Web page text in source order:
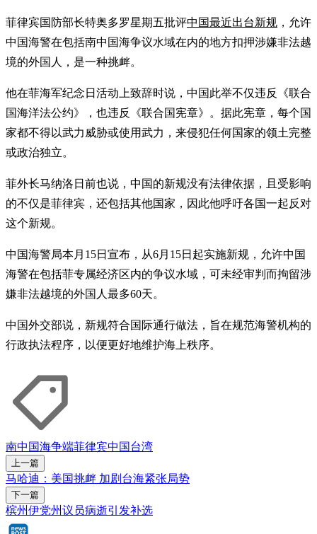
菲律宾国防部长特奥多罗星期五批评中国最近出台新规 ，允许
中国海警在包括南中国海争议水域在内的地方扣押涉嫌非法越
境的外国人，是一种挑衅。
他在菲海军纪念日活动上致辞时说，中国此举不仅违反《联合
国海洋法公约》，也违反《联合国宪章》。据此宪章，每个国
家都不得以武力威胁或使用武力，来侵犯任何国家的领土完整
或政治独立。
菲外长马纳洛日前也说，中国的新规没有法律依据，且受影响
的不仅是菲律宾，还包括其他国家，因此他呼吁各国一起反对
这个新规。
中国海警局本月15日宣布，从6月15日起实施新规，允许中国
海警在包括菲专属经济区内的争议水域，可未经审判而拘留涉
嫌非法越境的外国人最多60天。
中国外交部说，新规符合国际通行做法，旨在规范海警机构的
行政执法程序，以便更好地维护海上秩序。
南中国海争端菲律宾中国台湾
上一篇
马哈迪：美国挑衅 加剧台海紧张局势
下一篇
槟州伊党州议员病逝引发补选